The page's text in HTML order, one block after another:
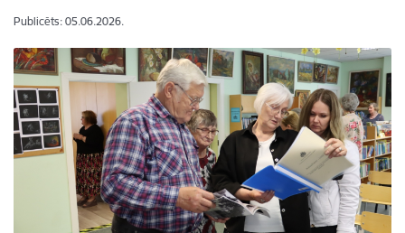
Publicēts: 05.06.2026.